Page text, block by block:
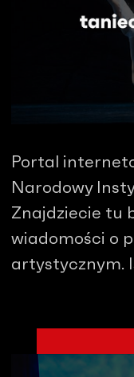
Portal
Narodowy
Znajdziecie tu
wiadomości o
artystycznym.